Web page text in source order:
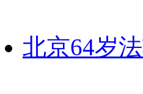
北京64岁